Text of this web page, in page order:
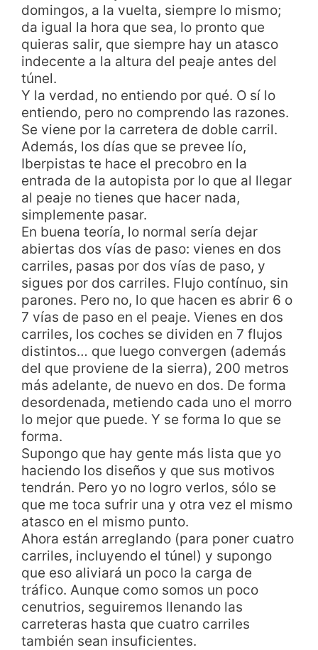
domingos, a la vuelta, siempre lo mismo;
da igual la hora que sea, lo pronto que
quieras salir, que siempre hay un atasco
indecente a la altura del peaje antes del
túnel.
Y la verdad, no entiendo por qué. O sí lo
entiendo, pero no comprendo las razones.
Se viene por la carretera de doble carril.
Además, los días que se prevee lío,
Iberpistas te hace el precobro en la
entrada de la autopista por lo que al llegar
al peaje no tienes que hacer nada,
simplemente pasar.
En buena teoría, lo normal sería dejar
abiertas dos vías de paso: vienes en dos
carriles, pasas por dos vías de paso, y
sigues por dos carriles. Flujo contínuo, sin
parones. Pero no, lo que hacen es abrir 6 o
7 vías de paso en el peaje. Vienes en dos
carriles, los coches se dividen en 7 flujos
distintos… que luego convergen (además
del que proviene de la sierra), 200 metros
más adelante, de nuevo en dos. De forma
desordenada, metiendo cada uno el morro
lo mejor que puede. Y se forma lo que se
forma.
Supongo que hay gente más lista que yo
haciendo los diseños y que sus motivos
tendrán. Pero yo no logro verlos, sólo se
que me toca sufrir una y otra vez el mismo
atasco en el mismo punto.
Ahora están arreglando (para poner cuatro
carriles, incluyendo el túnel) y supongo
que eso aliviará un poco la carga de
tráfico. Aunque como somos un poco
cenutrios, seguiremos llenando las
carreteras hasta que cuatro carriles
también sean insuficientes.